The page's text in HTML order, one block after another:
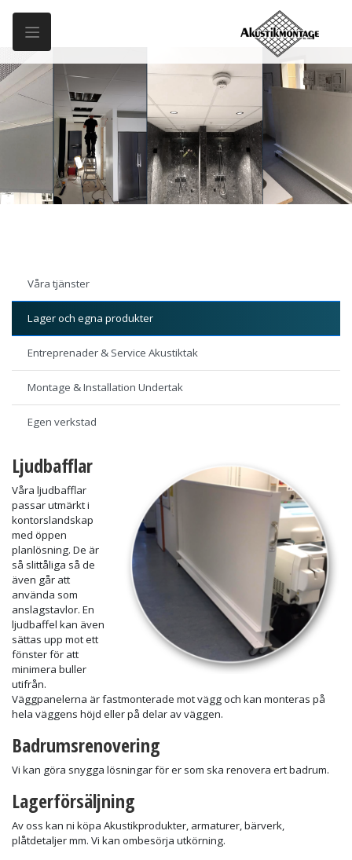
Våra tjänster
Lager och egna produkter
Entreprenader & Service Akustiktak
Montage & Installation Undertak
Egen verkstad
Ljudbafflar
Våra ljudbafflar
passar utmärkt i
kontorslandskap
med öppen
planlösning. De är
så slittåliga så de
även går att
använda som
anslagstavlor. En
ljudbaffel kan även
sättas upp mot ett
fönster för att
minimera buller
utifrån.
Väggpanelerna är fastmonterade mot vägg och kan monteras på
hela väggens höjd eller på delar av väggen.
Badrumsrenovering
Vi kan göra snygga lösningar för er som ska renovera ert badrum.
Lagerförsäljning
Av oss kan ni köpa Akustikprodukter, armaturer, bärverk,
plåtdetaljer mm. Vi kan ombesörja utkörning.